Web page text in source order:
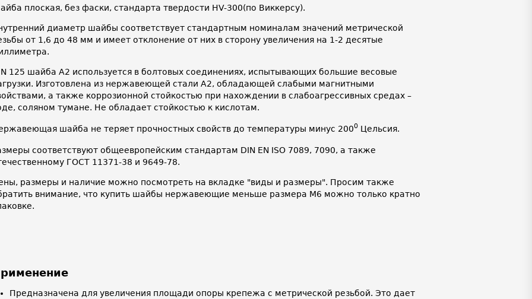
плоская, без фаски, стандарта твердости HV-300(по Виккерсу).
диаметр шайбы соответствует стандартным номиналам значений метрической
от 1,6 до 48 мм и имеет отклонение от них в сторону увеличения на 1-2 десятые
125 шайба А2 используется в болтовых соединениях, испытывающих большие весовые
Изготовлена из нержавеющей стали А2, обладающей слабыми магнитными
а также коррозионной стойкостью при нахождении в слабоагрессивных средах –
соляном тумане. Не обладает стойкостью к кислотам.
шайба не теряет прочностных свойств до температуры минус 2000 Цельсия.
соответствуют общеевропейским стандартам DIN EN ISO 7089, 7090, а также
ГОСТ 11371-38 и 9649-78.
размеры и наличие можно посмотреть на вкладке "виды и размеры". Просим также
внимание, что купить шайбы нержавеющие меньше размера М6 можно только кратно
Предназначена для увеличения площади опоры крепежа с метрической резьбой. Это дает